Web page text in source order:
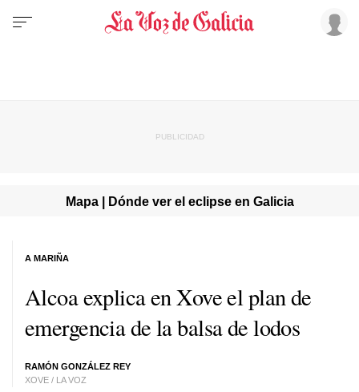
Mapa | Dónde ver el eclipse en Galicia
Alcoa explica en Xove el plan de
emergencia de la balsa de lodos
RAMÓN GONZÁLEZ REY
XOVE / LA VOZ
A MARIÑA